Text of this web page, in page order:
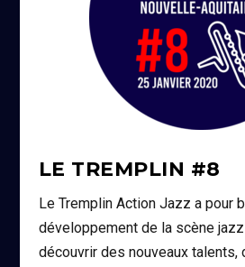
LE TREMPLIN #8
Le Tremplin Action Jazz a pour
développement de la scène
découvrir des nouveaux talents,